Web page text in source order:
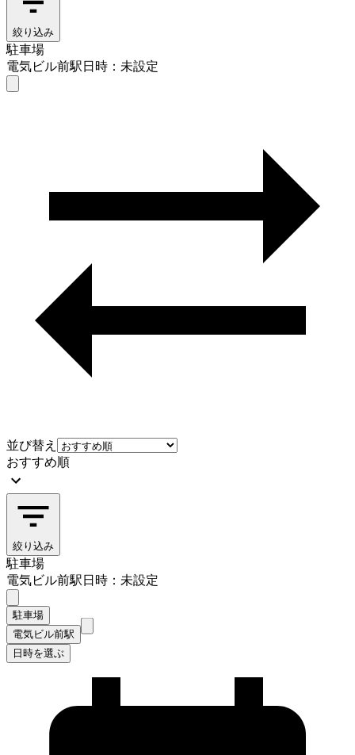
絞り込み
駐車場
電気ビル前駅日時：未設定
並び替え
おすすめ順
絞り込み
駐車場
電気ビル前駅日時：未設定
駐車場
電気ビル前駅
日時を選ぶ